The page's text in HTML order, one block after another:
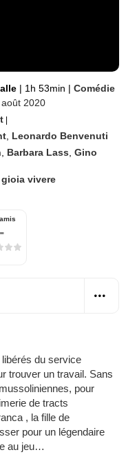
| 1h 53min | Comédie
2020
|
Leonardo Benvenuti
Barbara Lass ,Gino
gioia vivere
du service
trouver un travail. Sans
pour
de tracts
, la fille de
pour un légendaire
au jeu…